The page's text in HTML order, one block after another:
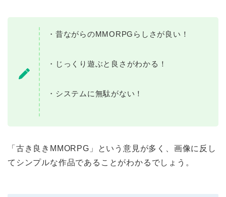
・昔ながらのMMORPGらしさが良い！
・じっくり遊ぶと良さがわかる！
・システムに無駄がない！
「古き良きMMORPG」という意見が多く、画像に反し
てシンプルな作品であることがわかるでしょう。